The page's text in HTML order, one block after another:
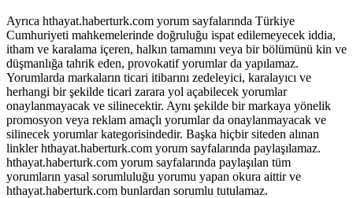
Ayrıca hthayat.haberturk.com yorum sayfalarında Türkiye
Cumhuriyeti mahkemelerinde doğruluğu ispat edilemeyecek iddia,
itham ve karalama içeren, halkın tamamını veya bir bölümünü kin ve
düşmanlığa tahrik eden, provokatif yorumlar da yapılamaz.
Yorumlarda markaların ticari itibarını zedeleyici, karalayıcı ve
herhangi bir şekilde ticari zarara yol açabilecek yorumlar
onaylanmayacak ve silinecektir. Aynı şekilde bir markaya yönelik
promosyon veya reklam amaçlı yorumlar da onaylanmayacak ve
silinecek yorumlar kategorisindedir. Başka hiçbir siteden alınan
linkler hthayat.haberturk.com yorum sayfalarında paylaşılamaz.
hthayat.haberturk.com yorum sayfalarında paylaşılan tüm
yorumların yasal sorumluluğu yorumu yapan okura aittir ve
hthayat.haberturk.com bunlardan sorumlu tutulamaz.